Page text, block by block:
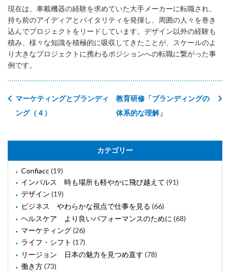
現在は、車載機器の経験を求めていた大手メーカーに転職され、
持ち前のアイディアとバイタリティを発揮し、周囲の人々を巻き
込んでプロジェクトをリードしています。デザイン以外の経験も
積み、様々な知識を積極的に吸収してきたことが、スケールのよ
り大きなプロジェクトに携わるポジションへの転職に繋がった事
例です。
教育研修「ブランディングの
体系的な理解」
マーケティングとブランディ
ング（４）
カテゴリー
Confiacc(19)
インパルス 時も場所も軽やかに飛び越えて (91)
デザイン (19)
ビジネス やわらかな視点で仕事を見る (66)
ヘルスケア より良いパフォーマンスのために (68)
マーケティング(26)
ライフ・シフト (17)
リージョン 日本の魅力を見つめ直す (78)
働き方(73)